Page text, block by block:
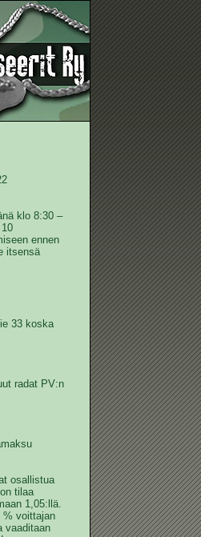
klo 8:30 –
ennen
itsensä
33 koska
radat PV:n
osallistua
tilaa
1,05:llä.
% voittajan
vaaditaan